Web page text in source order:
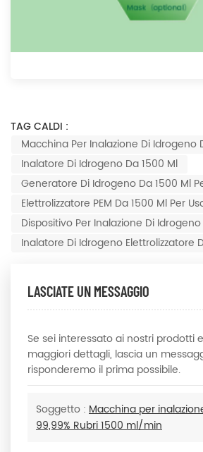
TAG CALDI :
Macchina Per Inalazione Di Idrogeno
Inalatore Di Idrogeno Da 1500 Ml
Generatore Di Idrogeno Da 1500 Ml
Elettrolizzatore PEM Da 1500 Ml Per
Dispositivo Per Inalazione Di
Inalatore Di Idrogeno Elettrolizzatore
LASCIATE UN MESSAGGIO
Se sei interessato ai nostri prodotti
maggiori dettagli, lascia un
risponderemo il prima possibile.
Soggetto : Macchina per
99,99% Rubri 1500 ml/min